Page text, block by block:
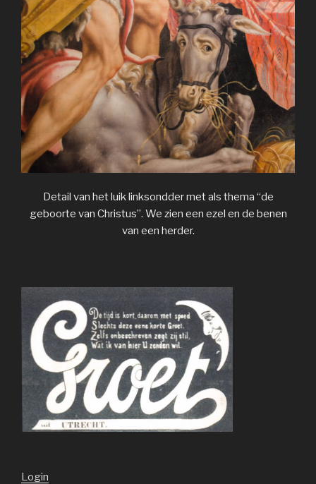
Detail van het luik linksondder met als thema “de
geboorte van Christus”. We zien een ezel en de benen
van een herder.
Login